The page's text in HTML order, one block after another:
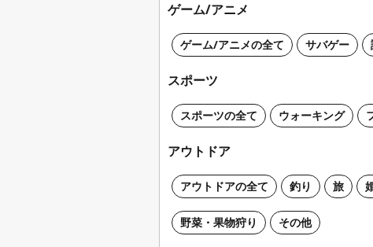
ゲーム/アニメ
ゲーム/アニメの全て サバゲー
スポーツ
スポーツの全て ウォーキング
アウトドア
アウトドアの全て 釣り 旅
野菜・果物狩り その他